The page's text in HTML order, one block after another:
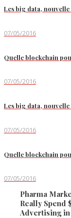
Les big data,
07/05/2016
Quelle blockchain
07/05/2016
Les big data,
07/05/2016
Quelle blockchain
07/05/2016
Pharma
Really Spend
Advertising in